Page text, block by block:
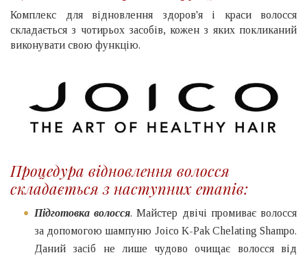
Комплекс для відновлення здоров'я і краси волосся
складається з чотирьох засобів, кожен з яких покликаний
виконувати свою функцію.
Процедура відновлення волосся
складається з наступних етапів:
Підготовка волосся. Майстер двічі промиває волосся
за допомогою шампуню Joico K-Pak Chelating Shampo.
Даний засіб не лише чудово очищає волосся від